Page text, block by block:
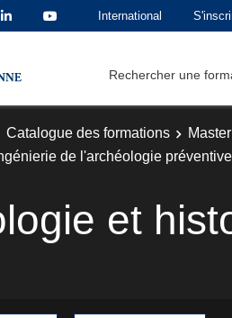
International
Rechercher une
Catalogue des formations Master
de l'archéologie
et